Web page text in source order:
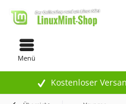
Kostenloser
Menü